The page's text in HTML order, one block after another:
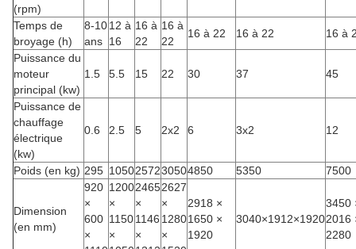
(rpm)
Temps de
broyage (h)
8-10
ans
12 à
16
16 à
22
16 à
22
16 à 22 16 à 22
16 à
Puissance du
moteur
principal (kw)
1.5 5.5 15 22 30 37 45
Puissance de
chauffage
électrique
(kw)
0.6 2.5 5 2x2 6 3x2 12
Poids (en kg) 295 1050257230504850 5350 7500
Dimension
(en mm)
920
×
600
×
1200
×
1150
×
2465
×
1146
×
2627
×
1280
×
2918 ×
1650 ×
1920
3040×1912×1920
3450
2016
2280